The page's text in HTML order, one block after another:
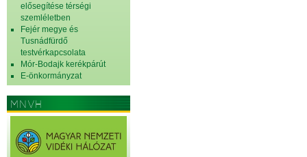
elősegítése térségi
szemléletben
Fejér megye és
Tusnádfürdő
testvérkapcsolata
Mór-Bodajk kerékpárút
E-önkormányzat
MNVH